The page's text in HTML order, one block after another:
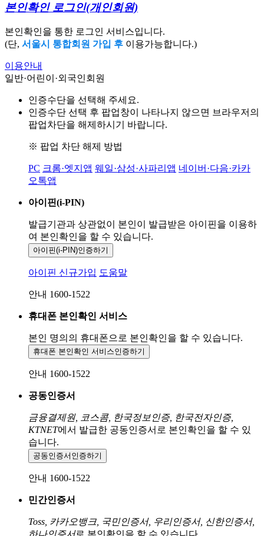
본인확인 로그인(개인회원)
본인확인을 통한 로그인 서비스입니다.
(단, 서울시 통합회원 가입 후 이용가능합니다.)
이용안내
일반·어린이·외국인회원
인증수단을 선택해 주세요.
인증수단 선택 후 팝업창이 나타나지 않으면 브라우저의
팝업차단을 해제하시기 바랍니다.
※ 팝업 차단 해제 방법
PC 크롬·엣지앱 웨일·삼성·사파리앱 네이버·다음·카카
오톡앱
아이핀(i-PIN)
발급기관과 상관없이 본인이 발급받은 아이핀을 이용하
여 본인확인을 할 수 있습니다.
아이핀(i-PIN)인증하기
아이핀 신규가입 도움말
안내 1600-1522
휴대폰 본인확인 서비스
본인 명의의 휴대폰으로 본인확인을 할 수 있습니다.
휴대폰 본인확인 서비스인증하기
안내 1600-1522
공동인증서
금융결제원, 코스콤, 한국정보인증, 한국전자인증,
KTNET에서 발급한 공동인증서로 본인확인을 할 수 있
습니다.
공동인증서 인증하기
안내 1600-1522
민간인증서
Toss, 카카오뱅크, 국민인증서, 우리인증서, 신한인증서,